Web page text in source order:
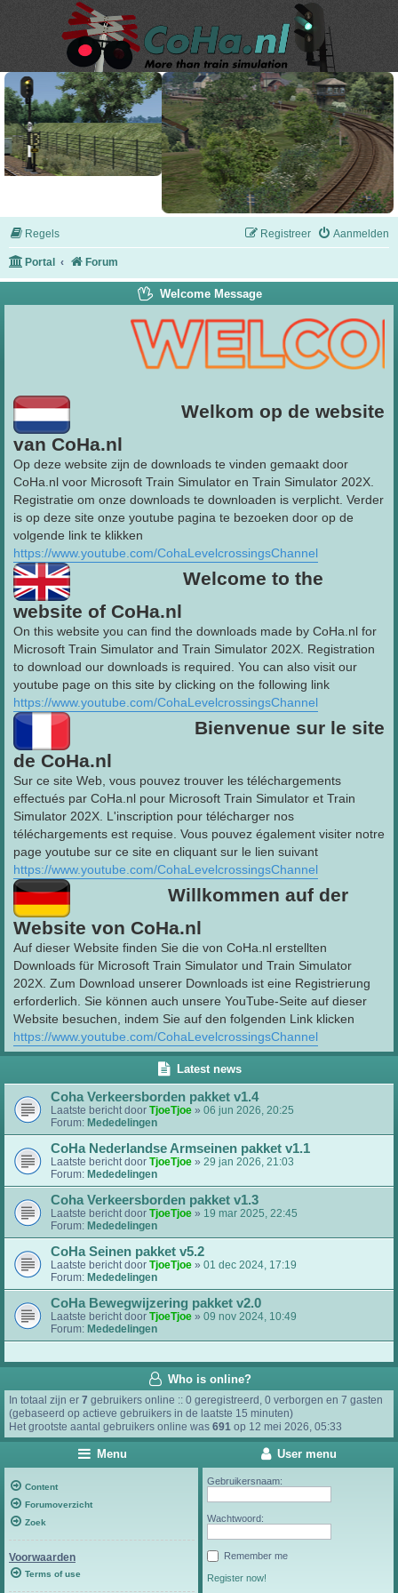
Regels Aanmelden
Registreer
Portal Forum
Welcome Message
Welkom op de website
van CoHa.nl
Op deze website zijn de downloads te vinden gemaakt door
CoHa.nl voor Microsoft Train Simulator en Train Simulator 202X.
Registratie om onze downloads te downloaden is verplicht. Verder
is op deze site onze youtube pagina te bezoeken door op de
volgende link te klikken
https://www.youtube.com/CohaLevelcrossingsChannel
Welcome to the
website of CoHa.nl
On this website you can find the downloads made by CoHa.nl for
Microsoft Train Simulator and Train Simulator 202X. Registration
to download our downloads is required. You can also visit our
youtube page on this site by clicking on the following link
https://www.youtube.com/CohaLevelcrossingsChannel
Bienvenue sur le site
de CoHa.nl
Sur ce site Web, vous pouvez trouver les téléchargements
effectués par CoHa.nl pour Microsoft Train Simulator et Train
Simulator 202X. L'inscription pour télécharger nos
téléchargements est requise. Vous pouvez également visiter notre
page youtube sur ce site en cliquant sur le lien suivant
https://www.youtube.com/CohaLevelcrossingsChannel
Willkommen auf der
Website von CoHa.nl
Auf dieser Website finden Sie die von CoHa.nl erstellten
Downloads für Microsoft Train Simulator und Train Simulator
202X. Zum Download unserer Downloads ist eine Registrierung
erforderlich. Sie können auch unsere YouTube-Seite auf dieser
Website besuchen, indem Sie auf den folgenden Link klicken
https://www.youtube.com/CohaLevelcrossingsChannel
Latest news
Coha Verkeersborden pakket v1.4
Laatste bericht door TjoeTjoe » 06 jun 2026, 20:25
Forum: Mededelingen
CoHa Nederlandse Armseinen pakket v1.1
Laatste bericht door TjoeTjoe » 29 jan 2026, 21:03
Forum: Mededelingen
Coha Verkeersborden pakket v1.3
Laatste bericht door TjoeTjoe » 19 mar 2025, 22:45
Forum: Mededelingen
CoHa Seinen pakket v5.2
Laatste bericht door TjoeTjoe » 01 dec 2024, 17:19
Forum: Mededelingen
CoHa Bewegwijzering pakket v2.0
Laatste bericht door TjoeTjoe » 09 nov 2024, 10:49
Forum: Mededelingen
Who is online?
In totaal zijn er 7 gebruikers online :: 0 geregistreerd, 0 verborgen en 7 gasten
(gebaseerd op actieve gebruikers in de laatste 15 minuten)
Het grootste aantal gebruikers online was 691 op 12 mei 2026, 05:33
Menu
Content
Forumoverzicht
Zoek
Voorwaarden
Terms of use
User menu
Gebruikersnaam:
Wachtwoord:
Remember me
Register now!